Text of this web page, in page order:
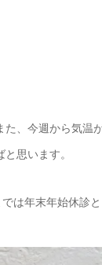
、今週から気温
思います。
は年末年始休診